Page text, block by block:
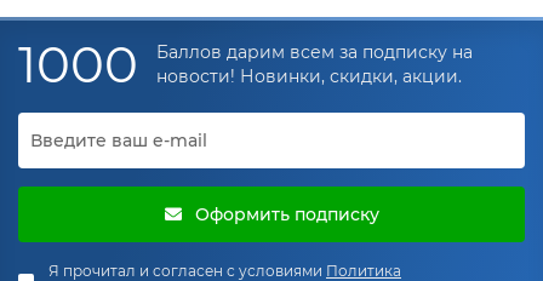
1000
Баллов дарим всем за подписку на
новости! Новинки, скидки, акции.
Оформить подписку
Я прочитал и согласен с условиями Политика